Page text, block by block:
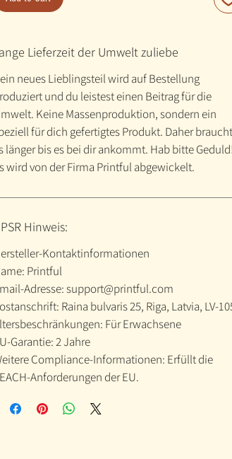
Lieferzeit der Umwelt zuliebe
neues Lieblingsteil wird auf Bestellung
und du leistest einen Beitrag für die
Keine Massenproduktion, sondern ein
für dich gefertigtes Produkt. Daher braucht
länger bis es bei dir ankommt. Hab bitte Geduld!
wird von der Firma Printful abgewickelt.
Hinweis:
Kontaktinformationen
Printful
Adresse: support@printful.com
Raina bulvaris 25, Riga, Latvia, LV-
Für Erwachsene
Garantie: 2 Jahre
Compliance-Informationen: Erfüllt die
Anforderungen der EU.